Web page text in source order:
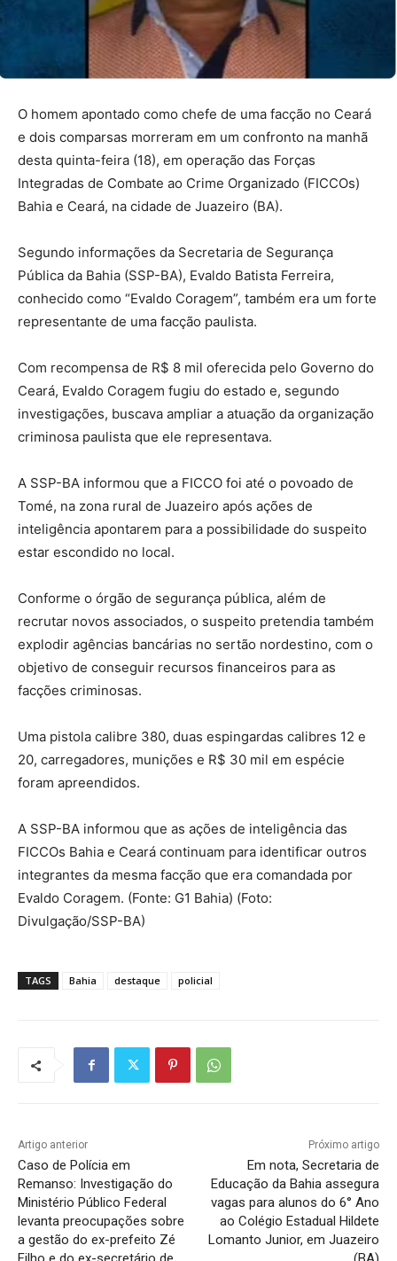
O homem apontado como chefe de uma facção no Ceará
e dois comparsas morreram em um confronto na manhã
desta quinta-feira (18), em operação das Forças
Integradas de Combate ao Crime Organizado (FICCOs)
Bahia e Ceará, na cidade de Juazeiro (BA).
Segundo informações da Secretaria de Segurança
Pública da Bahia (SSP-BA), Evaldo Batista Ferreira,
conhecido como “Evaldo Coragem”, também era um forte
representante de uma facção paulista.
Com recompensa de R$ 8 mil oferecida pelo Governo do
Ceará, Evaldo Coragem fugiu do estado e, segundo
investigações, buscava ampliar a atuação da organização
criminosa paulista que ele representava.
A SSP-BA informou que a FICCO foi até o povoado de
Tomé, na zona rural de Juazeiro após ações de
inteligência apontarem para a possibilidade do suspeito
estar escondido no local.
Conforme o órgão de segurança pública, além de
recrutar novos associados, o suspeito pretendia também
explodir agências bancárias no sertão nordestino, com o
objetivo de conseguir recursos financeiros para as
facções criminosas.
Uma pistola calibre 380, duas espingardas calibres 12 e
20, carregadores, munições e R$ 30 mil em espécie
foram apreendidos.
A SSP-BA informou que as ações de inteligência das
FICCOs Bahia e Ceará continuam para identificar outros
integrantes da mesma facção que era comandada por
Evaldo Coragem. (Fonte: G1 Bahia) (Foto:
Divulgação/SSP-BA)
TAGS Bahia destaque policial
Artigo anterior
Caso de Polícia em
Remanso: Investigação do
Ministério Público Federal
levanta preocupações sobre
a gestão do ex-prefeito Zé
Próximo artigo
Em nota, Secretaria de
Educação da Bahia assegura
vagas para alunos do 6° Ano
ao Colégio Estadual Hildete
Lomanto Junior, em Juazeiro